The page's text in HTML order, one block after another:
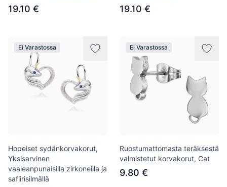
19.10 € 19.10 €
Ei Varastossa
Hopeiset sydänkorvakorut,
Yksisarvinen
vaaleanpunaisilla zirkoneilla ja
safiirisilmällä
Ei Varastossa
Ruostumattomasta teräksestä
valmistetut korvakorut, Cat
9.80 €